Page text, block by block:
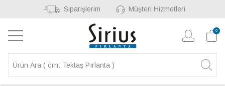
Siparişlerim Müşteri Hizmetleri
0